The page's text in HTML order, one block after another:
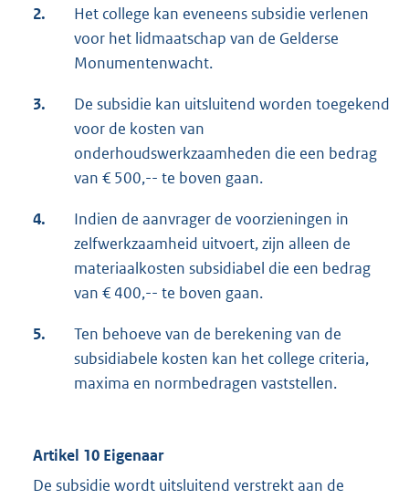
2.
Het college kan eveneens subsidie verlenen
voor het lidmaatschap van de Gelderse
Monumentenwacht.
3.
De subsidie kan uitsluitend worden toegekend
voor de kosten van
onderhoudswerkzaamheden die een bedrag
van € 500,-- te boven gaan.
4.
Indien de aanvrager de voorzieningen in
zelfwerkzaamheid uitvoert, zijn alleen de
materiaalkosten subsidiabel die een bedrag
van € 400,-- te boven gaan.
5.
Ten behoeve van de berekening van de
subsidiabele kosten kan het college criteria,
maxima en normbedragen vaststellen.
Artikel 10 Eigenaar
De subsidie wordt uitsluitend verstrekt aan de